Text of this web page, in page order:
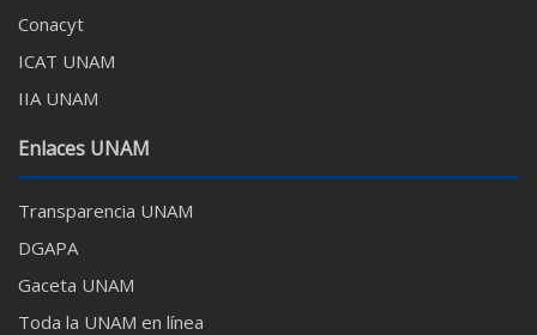
Conacyt
ICAT UNAM
IIA UNAM
Enlaces UNAM
Transparencia UNAM
DGAPA
Gaceta UNAM
Toda la UNAM en línea